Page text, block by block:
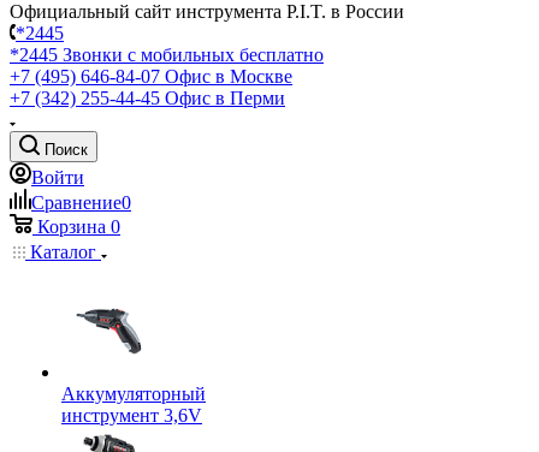
Официальный сайт инструмента P.I.T. в России
*2445
*2445 Звонки с мобильных бесплатно
+7 (495) 646-84-07 Офис в Москве
+7 (342) 255-44-45 Офис в Перми
Поиск
Войти
Сравнение0
Корзина 0
Каталог
Аккумуляторный
инструмент 3,6V